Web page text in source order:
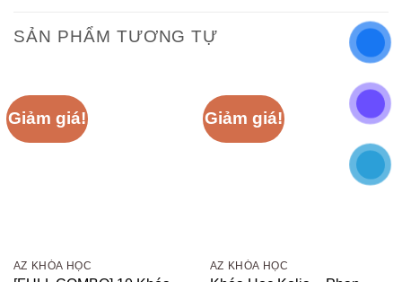
SẢN PHẨM TƯƠNG TỰ
Giảm giá!
AZ KHÓA HỌC
Giảm giá!
AZ KHÓA HỌC